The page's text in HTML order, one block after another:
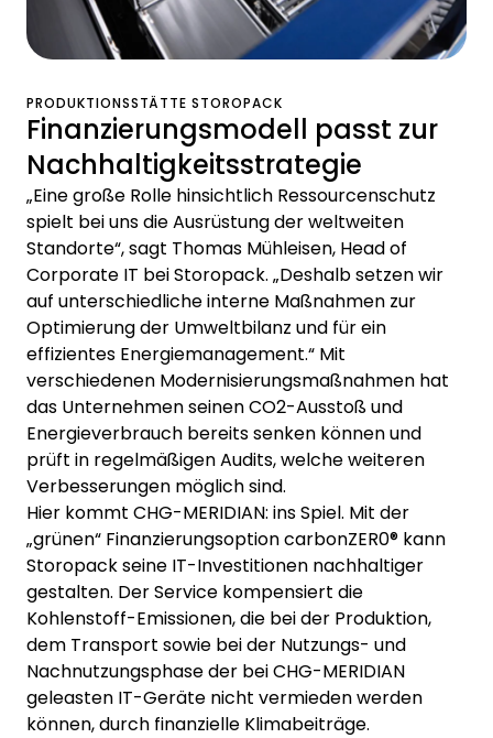
PRODUKTIONSSTÄTTE STOROPACK
Finanzierungsmodell passt zur
Nachhaltigkeitsstrategie
„Eine große Rolle hinsichtlich Ressourcenschutz
spielt bei uns die Ausrüstung der weltweiten
Standorte“, sagt Thomas Mühleisen, Head of
Corporate IT bei Storopack. „Deshalb setzen wir
auf unterschiedliche interne Maßnahmen zur
Optimierung der Umweltbilanz und für ein
effizientes Energiemanagement.“ Mit
verschiedenen Modernisierungsmaßnahmen hat
das Unternehmen seinen CO2-Ausstoß und
Energieverbrauch bereits senken können und
prüft in regelmäßigen Audits, welche weiteren
Verbesserungen möglich sind.
Hier kommt CHG-MERIDIAN: ins Spiel. Mit der
„grünen“ Finanzierungsoption carbonZER0® kann
Storopack seine IT-Investitionen nachhaltiger
gestalten. Der Service kompensiert die
Kohlenstoff-Emissionen, die bei der Produktion,
dem Transport sowie bei der Nutzungs- und
Nachnutzungsphase der bei CHG-MERIDIAN
geleasten IT-Geräte nicht vermieden werden
können, durch finanzielle Klimabeiträge.